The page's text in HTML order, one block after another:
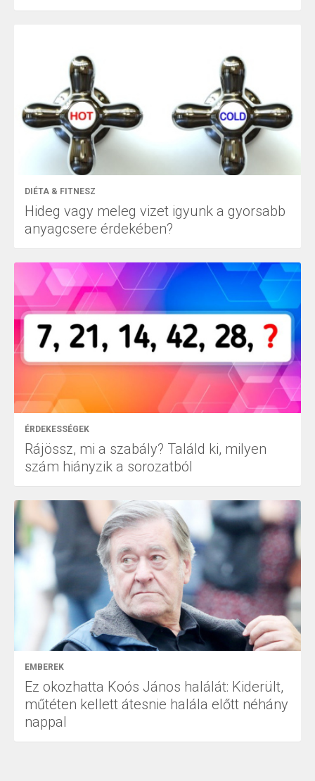
DIÉTA & FITNESZ
Hideg vagy meleg vizet igyunk a gyorsabb
anyagcsere érdekében?
ÉRDEKESSÉGEK
Rájössz, mi a szabály? Találd ki, milyen
szám hiányzik a sorozatból
EMBEREK
Ez okozhatta Koós János halálát: Kiderült,
műtéten kellett átesnie halála előtt néhány
nappal